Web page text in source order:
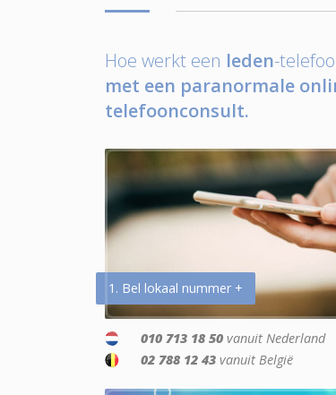
Hoe werkt een leden-
met een paranormale
telefoonconsult.
1. Bel lokaal nummer +
010 713 18 50 vanuit Nederland
02 788 12 43 vanuit België